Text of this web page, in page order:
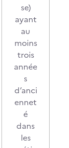
se)
ayant
au
moins
trois
année
s
d’anci
ennet
é
dans
les